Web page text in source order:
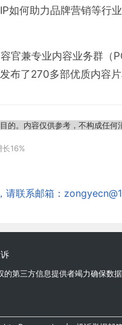
如何助力品牌营销等行
官兼专业内容业务群（
布了270多部优质内容片
。内容仅供参考，不构成任何
16%
请联系邮箱：
第三方信息提供者竭力确保数